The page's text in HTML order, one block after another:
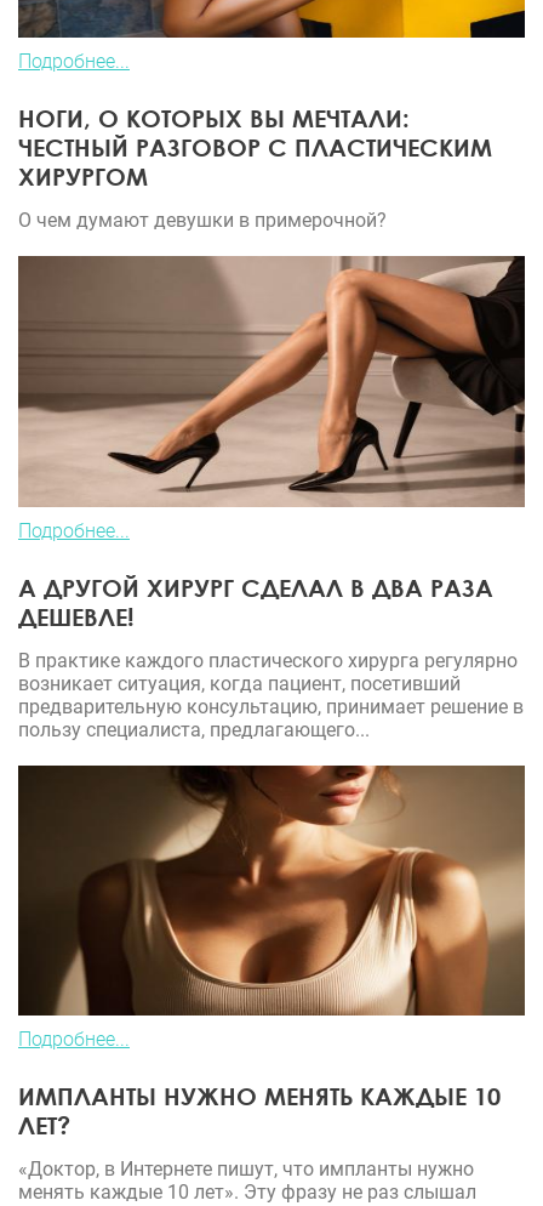
Подробнее...
НОГИ, О КОТОРЫХ ВЫ МЕЧТАЛИ:
ЧЕСТНЫЙ РАЗГОВОР С ПЛАСТИЧЕСКИМ
ХИРУРГОМ
О чем думают девушки в примерочной?
Подробнее...
А ДРУГОЙ ХИРУРГ СДЕЛАЛ В ДВА РАЗА
ДЕШЕВЛЕ!
В практике каждого пластического хирурга регулярно
возникает ситуация, когда пациент, посетивший
предварительную консультацию, принимает решение в
пользу специалиста, предлагающего...
Подробнее...
ИМПЛАНТЫ НУЖНО МЕНЯТЬ КАЖДЫЕ 10
ЛЕТ?
«Доктор, в Интернете пишут, что импланты нужно
менять каждые 10 лет». Эту фразу не раз слышал